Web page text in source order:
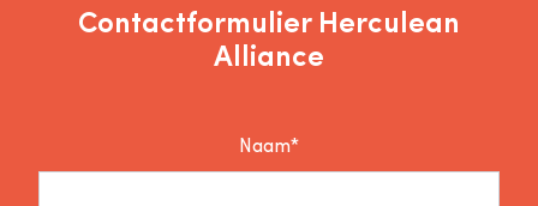
Contactformulier Herculean
Alliance
Naam*